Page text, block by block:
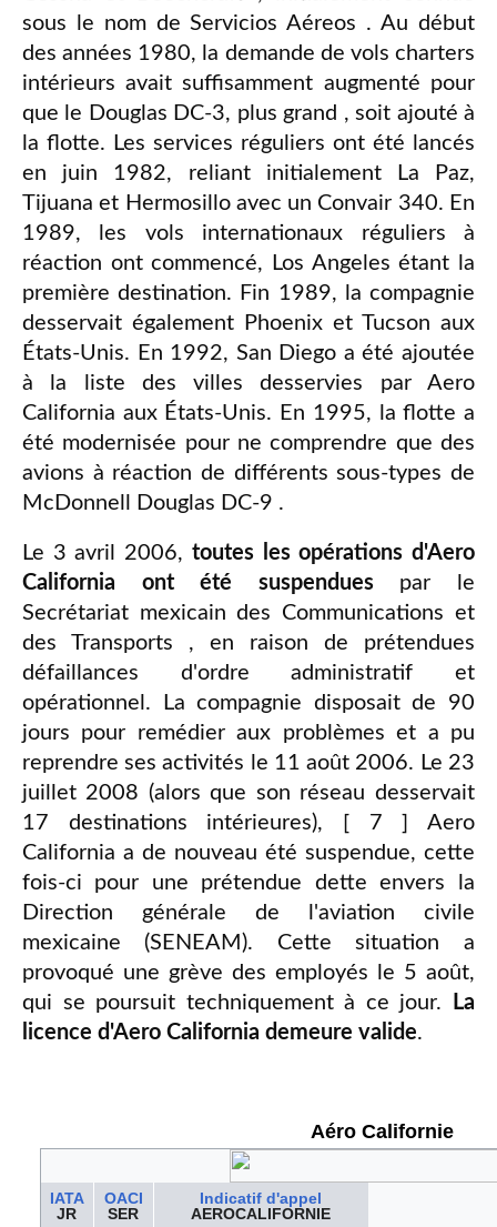
sous le nom de Servicios Aéreos . Au début
des années 1980, la demande de vols charters
intérieurs avait suffisamment augmenté pour
que le Douglas DC-3, plus grand , soit ajouté à
la flotte. Les services réguliers ont été lancés
en juin 1982, reliant initialement La Paz,
Tijuana et Hermosillo avec un Convair 340. En
1989, les vols internationaux réguliers à
réaction ont commencé, Los Angeles étant la
première destination. Fin 1989, la compagnie
desservait également Phoenix et Tucson aux
États-Unis. En 1992, San Diego a été ajoutée
à la liste des villes desservies par Aero
California aux États-Unis. En 1995, la flotte a
été modernisée pour ne comprendre que des
avions à réaction de différents sous-types de
McDonnell Douglas DC-9 .
Le 3 avril 2006, toutes les opérations d'Aero
California ont été suspenduespar le
Secrétariat mexicain des Communications et
des Transports , en raison de prétendues
défaillances d'ordre administratif et
opérationnel. La compagnie disposait de 90
jours pour remédier aux problèmes et a pu
reprendre ses activités le 11 août 2006. Le 23
juillet 2008 (alors que son réseau desservait
17 destinations intérieures), [ 7 ] Aero
California a de nouveau été suspendue, cette
fois-ci pour une prétendue dette envers la
Direction générale de l'aviation civile
mexicaine (SENEAM). Cette situation a
provoqué une grève des employés le 5 août,
qui se poursuit techniquement à ce jour.
La
licence d'Aero California demeure valide.
Aéro Californie
IATA OACI
Indicatif d'appel
JR
SER
AEROCALIFORNIE